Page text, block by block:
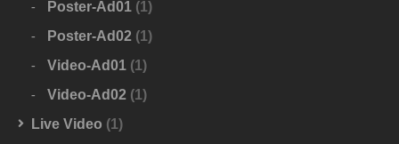
Poster-Ad01 (1)
Poster-Ad02 (1)
Video-Ad01 (1)
Video-Ad02 (1)
Live Video (1)